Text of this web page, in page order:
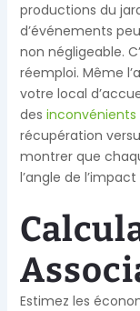
productions du
d’événements
non négligeable.
réemploi. Même
votre local
des
récupération
montrer que
l’angle de
Estimez les